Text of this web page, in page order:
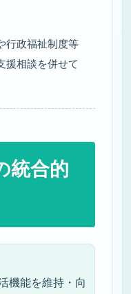
行政福祉制度等
援相談を併せて
統合的
機能を維持・向